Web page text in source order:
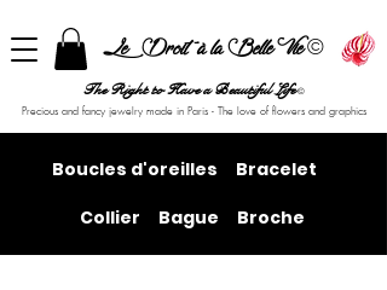
Le Droit à la Belle Vie©
The Right to Have a Beautiful Life©
Precious and fancy jewelry made in Paris - The love of flowers and graphics
Boucles d'oreilles
Bracelet
Collier
Bague Broche